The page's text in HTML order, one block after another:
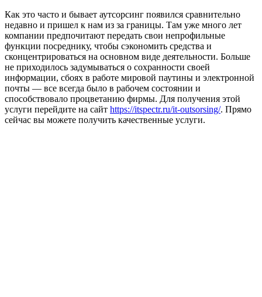
Как это часто и бывает аутсорсинг появился сравнительно
недавно и пришел к нам из за границы. Там уже много лет
компании предпочитают передать свои непрофильные
функции посреднику, чтобы сэкономить средства и
сконцентрироваться на основном виде деятельности. Больше
не приходилось задумываться о сохранности своей
информации, сбоях в работе мировой паутины и электронной
почты — все всегда было в рабочем состоянии и
способствовало процветанию фирмы. Для получения этой
услуги перейдите на сайт https://itspectr.ru/it-outsorsing/. Прямо
сейчас вы можете получить качественные услуги.